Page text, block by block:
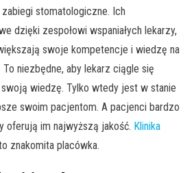
stomatologiczne. Ich
dzięki zespołowi wspaniałych lekarzy,
swoje kompetencje i wiedzę na
niezbędne, aby lekarz ciągle się
swoją wiedzę. Tylko wtedy jest w stanie
swoim pacjentom. A pacjenci bardzo
oferują im najwyższą jakość. Klinika
znakomita placówka.